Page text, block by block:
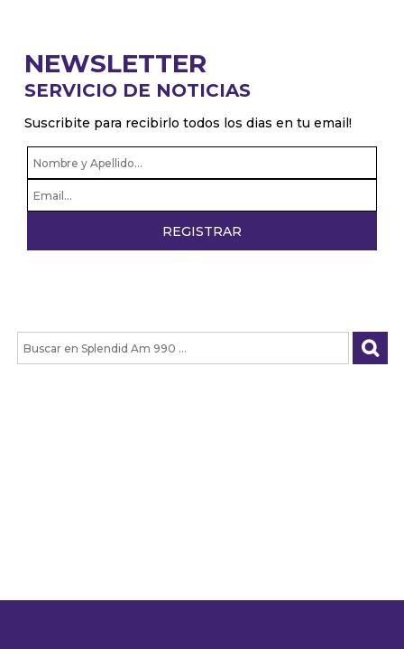
NEWSLETTER
SERVICIO DE NOTICIAS
Suscribite para recibirlo todos los dias en tu email!